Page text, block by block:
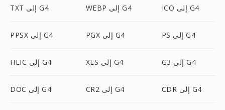
TXT إلى G4 WEBP إلى G4 ICO إلى G4
PPSX إلى G4 PGX إلى G4 PS إلى G4
HEIC إلى G4 XLS إلى G4 G3 إلى G4
DOC إلى G4 CR2 إلى G4 CDR إلى G4